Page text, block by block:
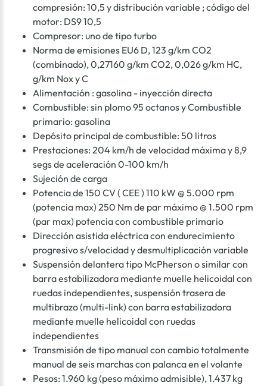
compresión: 10,5 y distribución variable ; código del
motor: DS9 10,5
Compresor: uno de tipo turbo
Norma de emisiones EU6 D, 123 g/km CO2
(combinado), 0,27160 g/km CO2, 0,026 g/km HC,
g/km Nox y C
Alimentación : gasolina - inyección directa
Combustible: sin plomo 95 octanos y Combustible
primario: gasolina
Depósito principal de combustible: 50 litros
Prestaciones: 204 km/h de velocidad máxima y 8,9
segs de aceleración 0-100 km/h
Sujeción de carga
Potencia de 150 CV ( CEE ) 110 kW @ 5.000 rpm
(potencia max) 250 Nm de par máximo @ 1.500 rpm
(par max) potencia con combustible primario
Dirección asistida eléctrica con endurecimiento
progresivo s/velocidad y desmultiplicación variable
Suspensión delantera tipo McPherson o similar con
barra estabilizadora mediante muelle helicoidal con
ruedas independientes, suspensión trasera de
multibrazo (multi-link) con barra estabilizadora
mediante muelle helicoidal con ruedas
independientes
Transmisión de tipo manual con cambio totalmente
manual de seis marchas con palanca en el volante
Pesos: 1.960 kg (peso máximo admisible), 1.437 kg